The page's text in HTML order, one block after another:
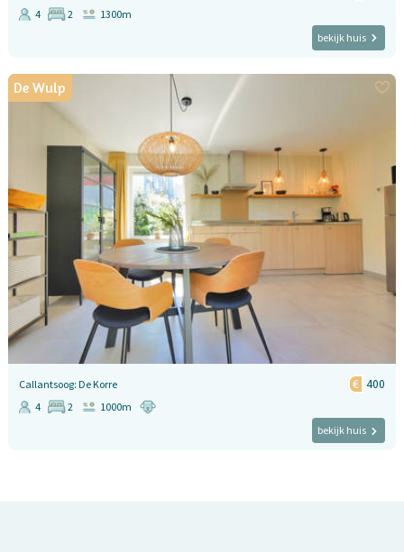
4 2
1300m
bekijk huis
De Wulp
Callantsoog: De Korre 400
4 2
1000m
bekijk huis